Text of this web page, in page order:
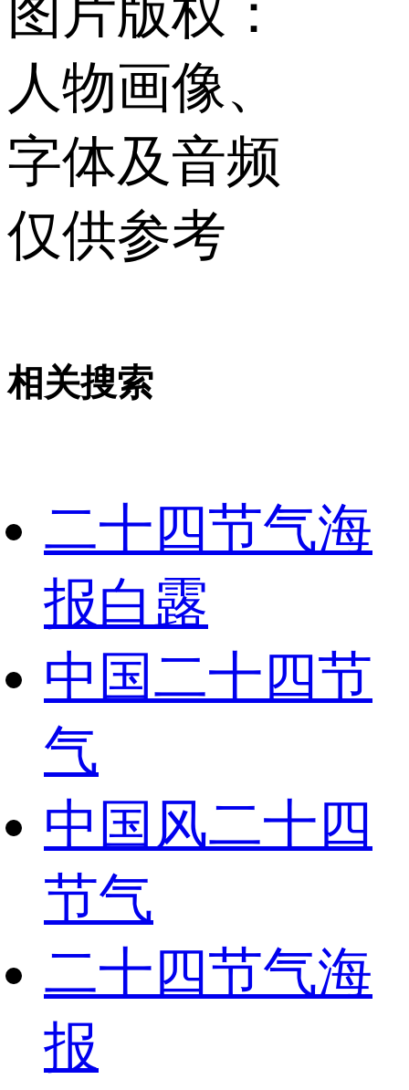
图片版权：
人物画像、
字体及音频
仅供参考
相关搜索
二十四节气海
报白露
中国二十四节
气
中国风二十四
节气
二十四节气海
报